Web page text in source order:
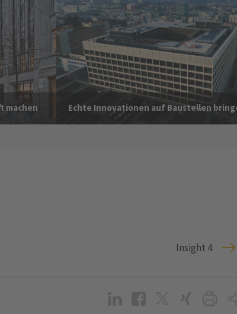
machen Echte Innovationen auf Baustellen
Insight 4